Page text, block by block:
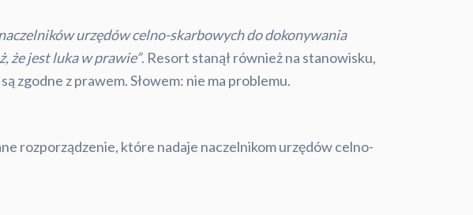
urzędów celno-skarbowych do dokonywania
że jest luka w prawie”. Resort stanął również na stanowisku,
zgodne z prawem. Słowem: nie ma problemu.
rozporządzenie, które nadaje naczelnikom urzędów celno-